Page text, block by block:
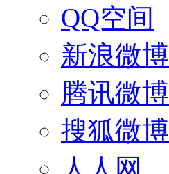
QQ空间
新浪微博
腾讯微博
搜狐微博